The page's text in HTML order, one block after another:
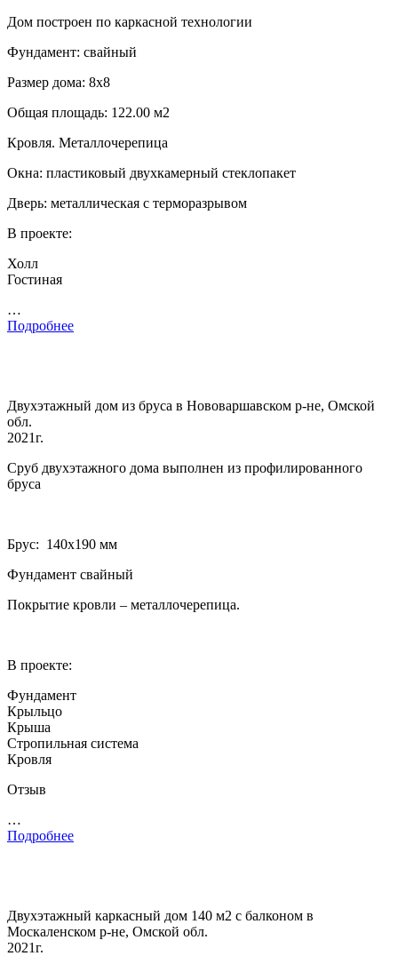
Дом построен по каркасной технологии
Фундамент: свайный
Размер дома: 8х8
Общая площадь: 122.00 м2
Кровля. Металлочерепица
Окна: пластиковый двухкамерный стеклопакет
Дверь: металлическая с терморазрывом
В проекте:
Холл
Гостиная
…
Подробнее
Двухэтажный дом из бруса в Нововаршавском р-не, Омской
обл.
2021г.
Сруб двухэтажного дома выполнен из профилированного
бруса
Брус: 140­х190 мм
Фундамент свайный
Покрытие кровли – металлочерепица.
В проекте:
Фундамент
Крыльцо
Крыша
Стропильная система
Кровля
Отзыв
…
Подробнее
Двухэтажный каркасный дом 140 м2 с балконом в
Москаленском р-не, Омской обл.
2021г.